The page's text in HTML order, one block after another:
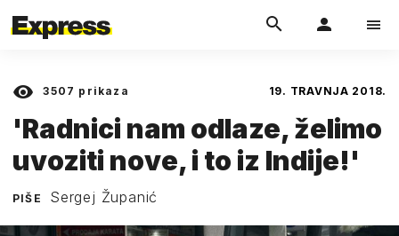
3507 prikaza 19. TRAVNJA 2018.
'Radnici nam odlaze, želimo
uvoziti nove, i to iz Indije!'
PIŠE Sergej Županić